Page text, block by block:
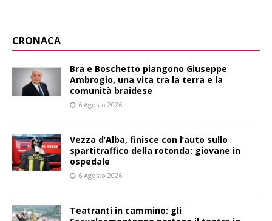
CRONACA
Bra e Boschetto piangono Giuseppe
Ambrogio, una vita tra la terra e la
comunità braidese
6 Agosto 2026
Vezza d’Alba, finisce con l’auto sullo
spartitraffico della rotonda: giovane in
ospedale
6 Agosto 2026
Teatranti in cammino: gli